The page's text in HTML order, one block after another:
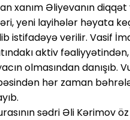
xanım Əliyevanın diqqət
yeni layihələr həyata
istifadəyə verilir. Vasif
aktiv
olmasından danışıb.
hər zaman
sədri Əli Kərimov